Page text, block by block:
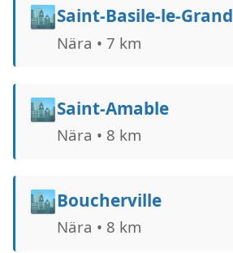
🏙️Saint-Basile-le-Grand
Nära • 7 km
🏙️Saint-Amable
Nära • 8 km
🏙️Boucherville
Nära • 8 km